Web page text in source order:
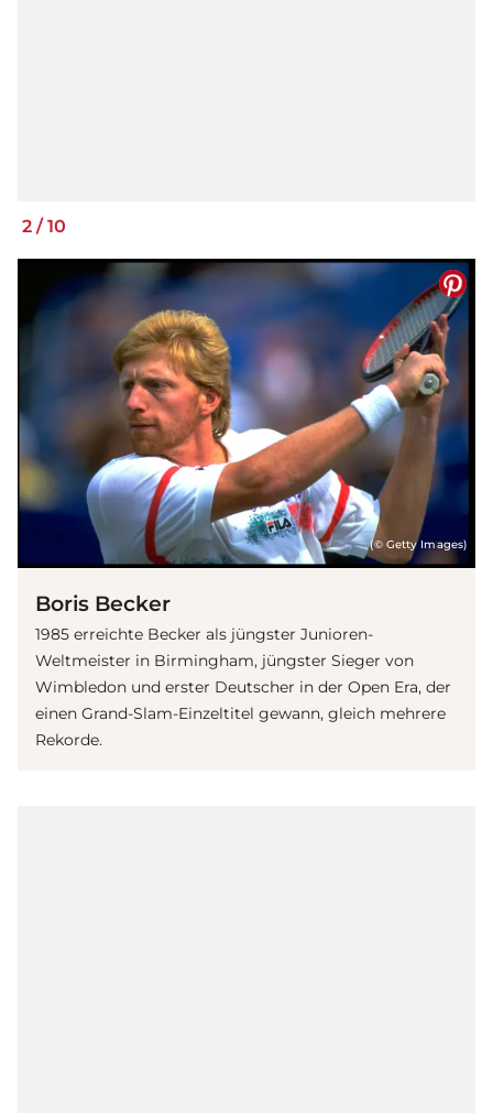
2 / 10
(© Getty Images)
Boris Becker
1985 erreichte Becker als jüngster Junioren-
Weltmeister in Birmingham, jüngster Sieger von
Wimbledon und erster Deutscher in der Open Era, der
einen Grand-Slam-Einzeltitel gewann, gleich mehrere
Rekorde.